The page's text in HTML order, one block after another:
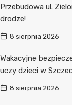
Przebudowa ul.
drodze!
8 sierpnia 2026
Wakacyjne
uczy dzieci w
8 sierpnia 2026